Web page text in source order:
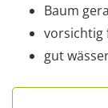
Baum
vorsichtig
gut